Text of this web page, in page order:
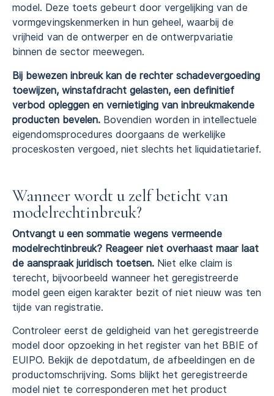
model. Deze toets gebeurt door vergelijking van de
vormgevingskenmerken in hun geheel, waarbij de
vrijheid van de ontwerper en de ontwerpvariatie
binnen de sector meewegen.
Bij bewezen inbreuk kan de rechter schadevergoeding
toewijzen, winstafdracht gelasten, een definitief
verbod opleggen en vernietiging van inbreukmakende
producten bevelen. Bovendien worden in intellectuele
eigendomsprocedures doorgaans de werkelijke
proceskosten vergoed, niet slechts het liquidatietarief.
Wanneer wordt u zelf beticht van
modelrechtinbreuk?
Ontvangt u een sommatie wegens vermeende
modelrechtinbreuk? Reageer niet overhaast maar laat
de aanspraak juridisch toetsen. Niet elke claim is
terecht, bijvoorbeeld wanneer het geregistreerde
model geen eigen karakter bezit of niet nieuw was ten
tijde van registratie.
Controleer eerst de geldigheid van het geregistreerde
model door opzoeking in het register van het BBIE of
EUIPO. Bekijk de depotdatum, de afbeeldingen en de
productomschrijving. Soms blijkt het geregistreerde
model niet te corresponderen met het product